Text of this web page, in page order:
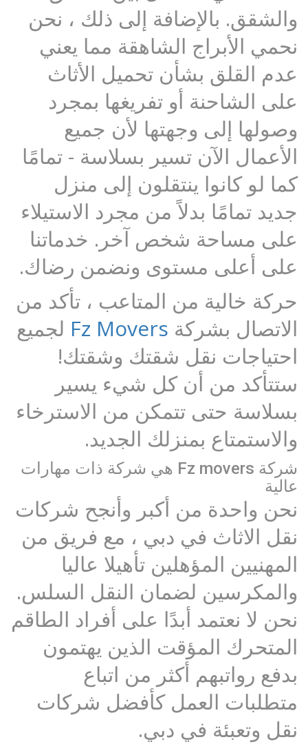
والشقق. بالإضافة إلى ذلك ، نحن
نحمي الأبراج الشاهقة مما يعني
عدم القلق بشأن تحميل الأثاث
على الشاحنة أو تفريغها بمجرد
وصولها إلى وجهتها لأن جميع
الأعمال الآن تسير بسلاسة - تمامًا
كما لو كانوا ينتقلون إلى منزل
جديد تمامًا بدلاً من مجرد الاستيلاء
على مساحة شخص آخر. خدماتنا
على أعلى مستوى ونضمن رضاك.
حركة خالية من المتاعب ، تأكد من
الاتصال بشركةFz Moversلجميع
احتياجات نقل شقتك وشقتك!
ستتأكد من أن كل شيء يسير
بسلاسة حتى تتمكن من الاسترخاء
والاستمتاع بمنزلك الجديد.
شركة Fz movers هي شركة ذات مهارات
عالية
نحن واحدة من أكبر وأنجح شركات
نقل الاثاث في دبي ، مع فريق من
المهنيين المؤهلين تأهيلا عاليا
والمكرسين لضمان النقل السلس.
نحن لا نعتمد أبدًا على أفراد الطاقم
المتحرك المؤقت الذين يهتمون
بدفع رواتبهم أكثر من اتباع
متطلبات العمل كأفضل شركات
نقل وتعبئة في دبي.